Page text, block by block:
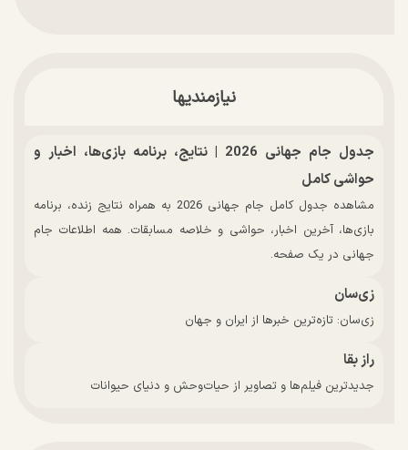
نیازمندیها
جدول جام جهانی 2026 | نتایج، برنامه بازی‌ها، اخبار و
حواشی کامل
مشاهده جدول کامل جام جهانی 2026 به همراه نتایج زنده، برنامه
بازی‌ها، آخرین اخبار، حواشی و خلاصه مسابقات. همه اطلاعات جام
جهانی در یک صفحه.
زی‌سان
زی‌سان: تازه‌ترین خبرها از ایران و جهان
راز بقا
جدیدترین فیلم‌ها و تصاویر از حیات‌وحش و دنیای حیوانات